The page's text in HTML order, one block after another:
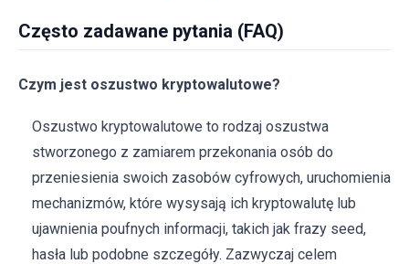
Często zadawane pytania (FAQ)
Czym jest oszustwo kryptowalutowe?
Oszustwo kryptowalutowe to rodzaj oszustwa
stworzonego z zamiarem przekonania osób do
przeniesienia swoich zasobów cyfrowych, uruchomienia
mechanizmów, które wysysają ich kryptowalutę lub
ujawnienia poufnych informacji, takich jak frazy seed,
hasła lub podobne szczegóły. Zazwyczaj celem